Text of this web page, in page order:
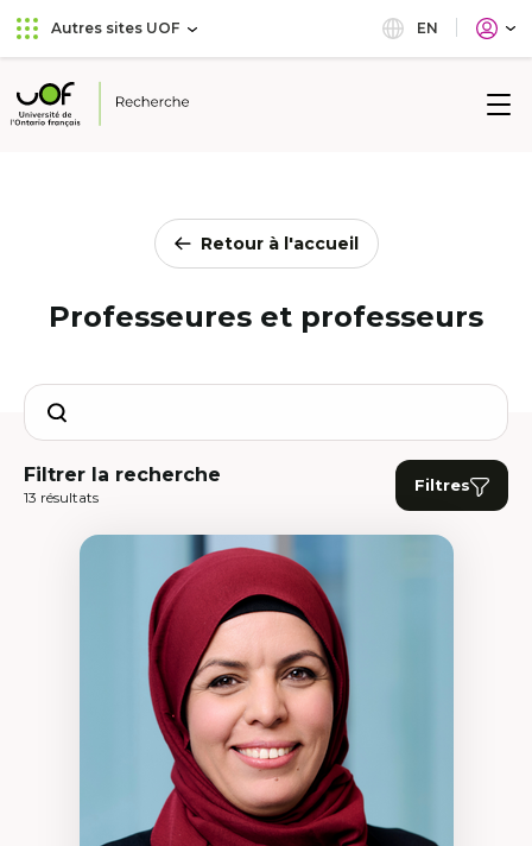
Aller
au
principal
Passer
au
Autres sites UOF EN
Université
Retour à l'accueil
Professeures et professeurs
Search
Filtrer la recherche
13 résultats
Filtres